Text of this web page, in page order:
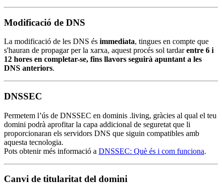
Modificació de DNS
La modificació de les DNS és immediata, tingues en compte que
s'hauran de propagar per la xarxa, aquest procés sol tardarentre 6 i
12 hores en completar-se, fins llavors seguirà apuntant a les
DNS anteriors.
DNSSEC
Permetem l’ús de DNSSEC en dominis .living, gràcies al qual el teu
domini podrà aprofitar la capa addicional de seguretat que li
proporcionaran els servidors DNS que siguin compatibles amb
aquesta tecnologia.
Pots obtenir més informació a DNSSEC: Què és i com funciona.
Canvi de titularitat del domini